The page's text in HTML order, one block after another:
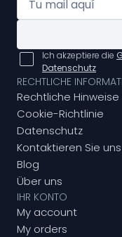
Ich akzeptiere die
Datenschutz
RECHTLICHE
Rechtliche Hinweise
Cookie-Richtlinie
Datenschutz
Kontaktieren Sie uns
Blog
Über uns
IHR KONTO
My account
My orders